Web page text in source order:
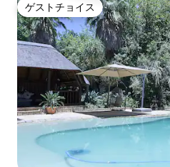
ゲストチョイス
ゲストチョイス